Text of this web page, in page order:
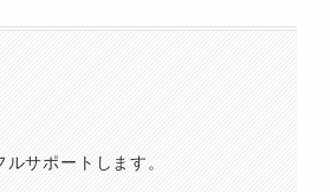
サポートします。